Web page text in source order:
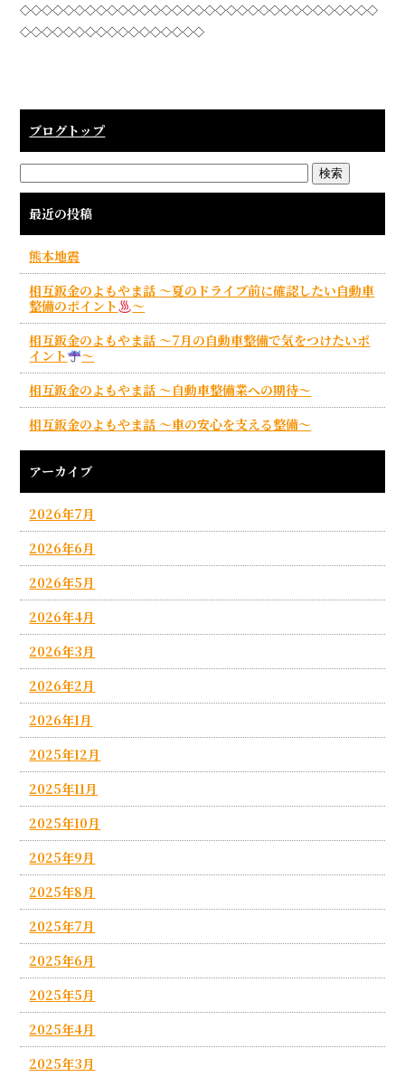
◇◇◇◇◇◇◇◇◇◇◇◇◇◇◇◇◇◇◇◇◇◇◇◇◇◇◇◇◇◇◇◇◇
◇◇◇◇◇◇◇◇◇◇◇◇◇◇◇◇◇
ブログトップ
最近の投稿
熊本地震
相互鈑金のよもやま話 ～夏のドライブ前に確認したい自動車
整備のポイント
～
相互鈑金のよもやま話 ～7月の自動車整備で気をつけたいポ
イント
～
相互鈑金のよもやま話 ～自動車整備業への期待～
相互鈑金のよもやま話 ～車の安心を支える整備～
アーカイブ
2026年7月
2026年6月
2026年5月
2026年4月
2026年3月
2026年2月
2026年1月
2025年12月
2025年11月
2025年10月
2025年9月
2025年8月
2025年7月
2025年6月
2025年5月
2025年4月
2025年3月